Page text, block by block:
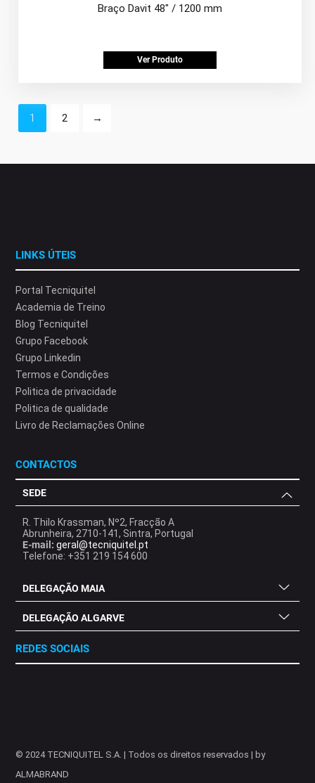
Braço Davit 48″ / 1200 mm
Ver Produto
1 2 →
LINKS ÚTEIS
Portal Tecniquitel
Academia de Treino
Blog Tecniquitel
Grupo Facebook
Grupo Linkedin
Termos e Condições
Politica de privacidade
Politica de qualidade
Livro de Reclamações Online
CONTACTOS
SEDE
R. Thilo Krassman, Nº2, Fracção A
Abrunheira, 2710-141, Sintra, Portugal
E-mail: geral@tecniquitel.pt
Telefone: +351 219 154 600
DELEGAÇÃO MAIA
DELEGAÇÃO ALGARVE
REDES SOCIAIS
© 2024 TECNIQUITEL S.A. | Todos os direitos reservados | by
ALMABRAND